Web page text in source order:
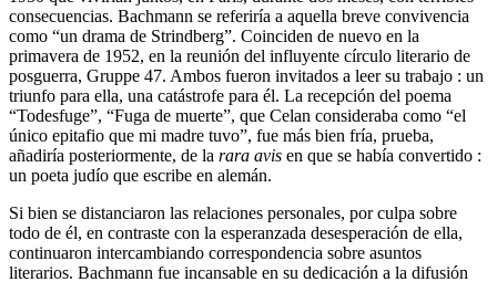
consecuencias. Bachmann se referiría a aquella breve convivencia
como “un drama de Strindberg”. Coinciden de nuevo en la
primavera de 1952, en la reunión del influyente círculo literario de
posguerra, Gruppe 47. Ambos fueron invitados a leer su trabajo : un
triunfo para ella, una catástrofe para él. La recepción del poema
“Todesfuge”, “Fuga de muerte”, que Celan consideraba como “el
único epitafio que mi madre tuvo”, fue más bien fría, prueba,
añadiría posteriormente, de la rara avis en que se había convertido :
un poeta judío que escribe en alemán.
Si bien se distanciaron las relaciones personales, por culpa sobre
todo de él, en contraste con la esperanzada desesperación de ella,
continuaron intercambiando correspondencia sobre asuntos
literarios. Bachmann fue incansable en su dedicación a la difusión